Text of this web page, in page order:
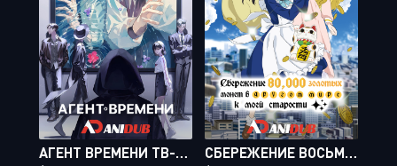
АГЕНТ ВРЕМЕНИ ТВ-2 / LINK CLICK TV-2 [12 ИЗ 12] СБЕРЕЖЕНИЕ ВОСЬМИДЕСЯТИ ТЫСЯЧ ЗОЛОТЫХ МОНЕТ В ДРУГОМ МИРЕ К МОЕЙ СТАРОСТИ / ROUGO NI SONAETE ISEKAI DE 8-MANMAI NO KINKA WO TAMEMASU [12 ИЗ 12]